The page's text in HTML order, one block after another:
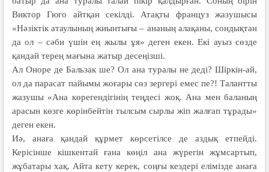
Виктор Гюго айтқан секілді. Атақты француз жазушысы
«Нәзіктік атаулының жиынтығы – ананың алақаны, сондықтан
да ол – сәби үшін ең жылы ұя» деген екен. Екі ауыз сөзде
қандай терең мағына жатыр десеңізші.
Ал Оноре де Бальзак ше? Ол ана туралы не деді? Шіркін-ай,
ол да парасат пайымы жоғары сөз зергері емес пе?! Талантты
жазушы «Ана көрегендігінің теңдесі жоқ. Ана мен баланың
арасын көзге көрінбейтін тылсым сырлы жіп жалғап тұрады»
деген екен.
Иә, анаға қандай құрмет көрсетілсе де аздық етпейді.
Керісінше кішкентай ғана көңіл ана жүрегін жұмсартып,
жұбатары хақ. Айта кету керек, соңғы кездері елімізде анаға